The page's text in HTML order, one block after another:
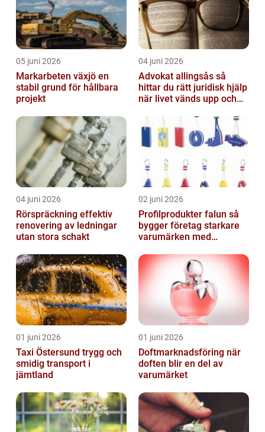
05 juni 2026
Markarbeten växjö en
stabil grund för hållbara
projekt
04 juni 2026
Advokat allingsås så
hittar du rätt juridisk hjälp
när livet vänds upp och
04 juni 2026
Rörspräckning effektiv
renovering av ledningar
utan stora schakt
02 juni 2026
Profilprodukter falun så
bygger företag starkare
varumärken med
01 juni 2026
Taxi Östersund trygg och
smidig transport i
jämtland
01 juni 2026
Doftmarknadsföring när
doften blir en del av
varumärket